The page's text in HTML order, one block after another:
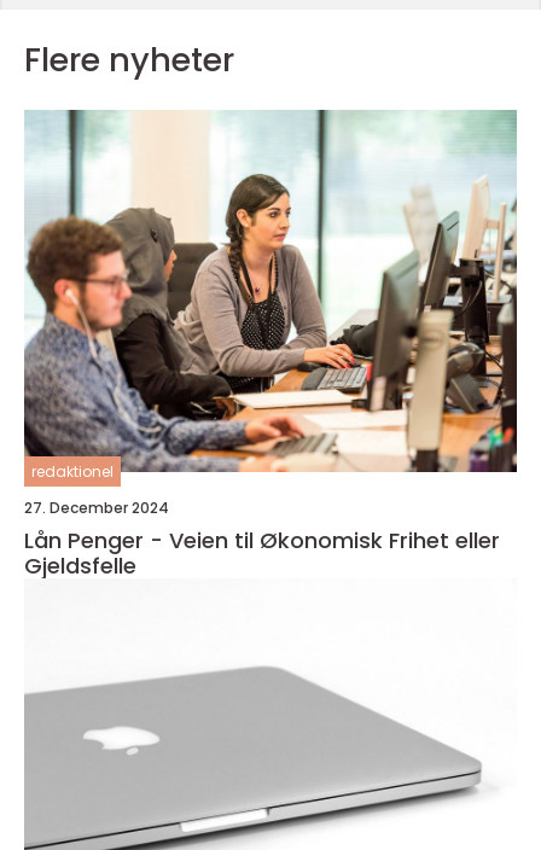
Flere nyheter
redaktionel
27. December 2024
Lån Penger - Veien til Økonomisk Frihet eller
Gjeldsfelle